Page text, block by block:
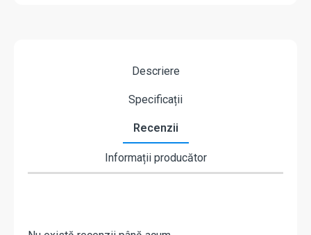
Descriere
Specificații
Recenzii
Informații producător